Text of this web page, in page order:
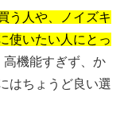
う人や、ノイズキ
使いたい人にとっ
高機能すぎず、か
はちょうど良い選